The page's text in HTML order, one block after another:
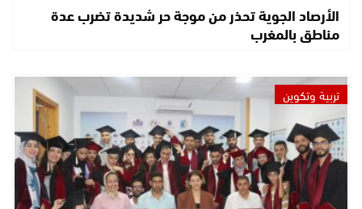
الأرصاد الجوية تحذر من موجة حر شديدة تضرب عدة
مناطق بالمغرب
تربية وتكوين